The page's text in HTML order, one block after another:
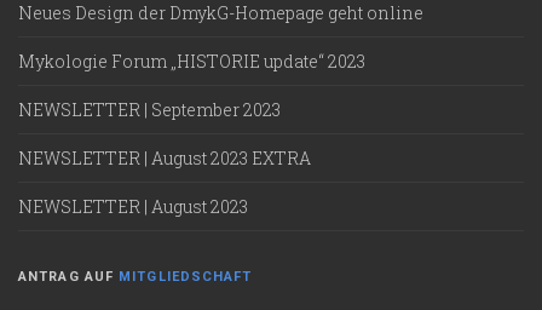
Neues Design der DmykG-Homepage geht online
Mykologie Forum „HISTORIE update“ 2023
NEWSLETTER | September 2023
NEWSLETTER | August 2023 EXTRA
NEWSLETTER | August 2023
ANTRAG AUF MITGLIEDSCHAFT